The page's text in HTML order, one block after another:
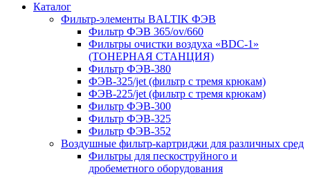
Каталог
Фильтр-элементы BALTIK ФЭВ
Фильтр ФЭВ 365/ov/660
Фильтры очистки воздуха «BDC-1»
(ТОНЕРНАЯ СТАНЦИЯ)
Фильтр ФЭВ-380
ФЭВ-325/jet (фильтр с тремя крюкам)
ФЭВ-225/jet (фильтр с тремя крюкам)
Фильтр ФЭВ-300
Фильтр ФЭВ-325
Фильтр ФЭВ-352
Воздушные фильтр-картриджи для различных сред
Фильтры для пескоструйного и
дробеметного оборудования